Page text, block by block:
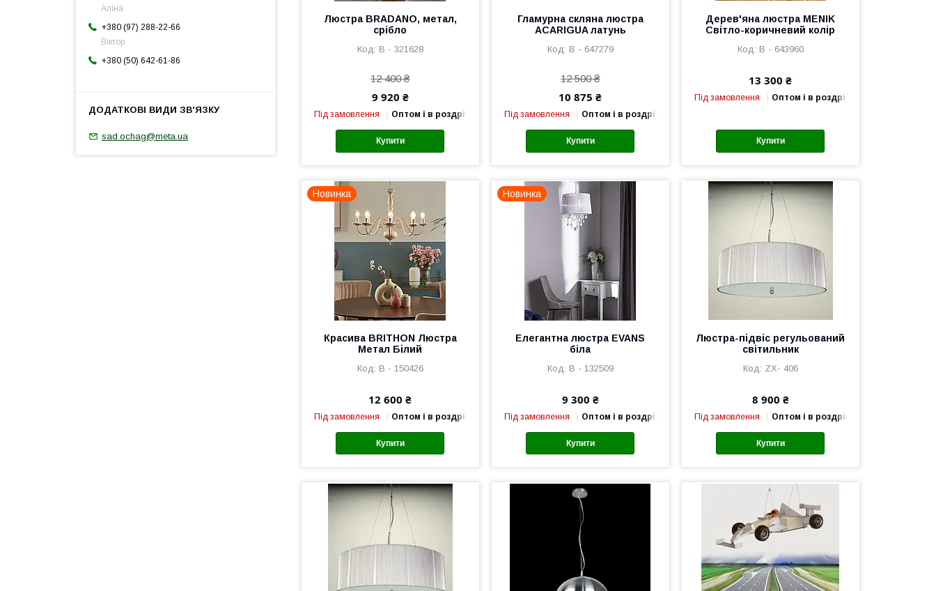
Люстра BRADANO, метал,
срібло
В - 321628
12 400 ₴
9 920 ₴
Під замовлення Оптом і в роздріб
Купити
Гламурна скляна люстра
ACARIGUA латунь
В - 647279
12 500 ₴
10 875 ₴
Під замовлення Оптом і в роздріб
Купити
Дерев'яна люстра MENIK
Світло-коричневий колір
В - 643960
13 300 ₴
Під замовлення Оптом і в роздріб
Купити
Новинка
Красива BRITHON Люстра
Метал Білий
В - 150426
12 600 ₴
Під замовлення Оптом і в роздріб
Купити
Новинка
Елегантна люстра EVANS
біла
В - 132509
9 300 ₴
Під замовлення Оптом і в роздріб
Купити
Люстра-підвіс регульований
світильник
ZX- 406
8 900 ₴
Під замовлення Оптом і в роздріб
Купити
Аліна
+380 (97) 288-22-66
Віктор
+380 (50) 642-61-86
sad.ochag@meta.ua